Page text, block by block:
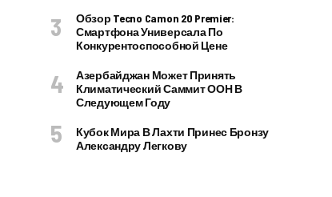
Обзор Tecno Camon 20 Premier:
Смартфона Универсала По
Конкурентоспособной Цене
Азербайджан Может Принять
Климатический Саммит ООН В
Следующем Году
Кубок Мира В Лахти Принес Бронзу
Александру Легкову